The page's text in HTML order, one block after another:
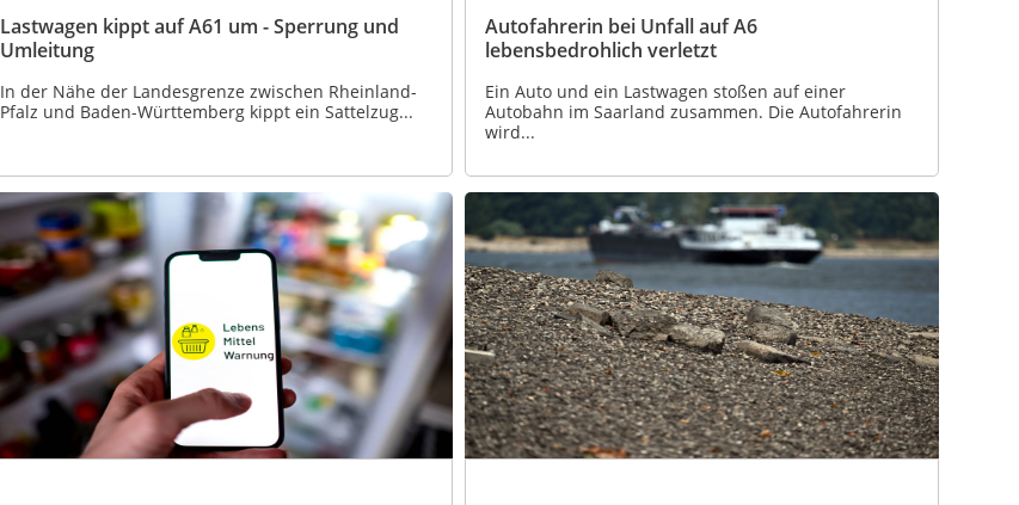
Lastwagen kippt auf A61 um - Sperrung und
Umleitung
In der Nähe der Landesgrenze zwischen Rheinland-
Pfalz und Baden-Württemberg kippt ein Sattelzug...
Autofahrerin bei Unfall auf A6
lebensbedrohlich verletzt
Ein Auto und ein Lastwagen stoßen auf einer
Autobahn im Saarland zusammen. Die Autofahrerin
wird...